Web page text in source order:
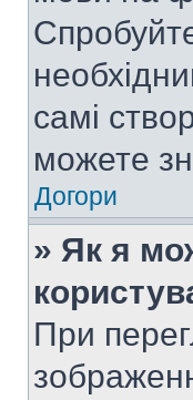
самі
можете
Догори
» Як я
При